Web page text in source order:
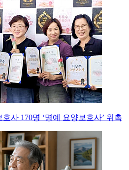
사 170명 ‘명예 요양보호사’ 위촉